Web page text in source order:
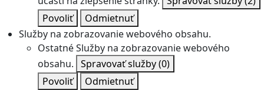
Povoliť
Odmietnuť
Služby na zobrazovanie webového obsahu.
OstatnéSlužby na zobrazovanie webového
obsahu. Spravovať služby(0)
Povoliť
Odmietnuť